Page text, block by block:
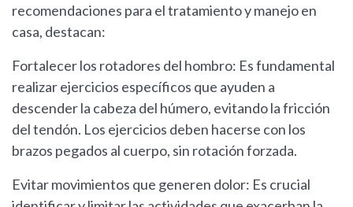
recomendaciones para el tratamiento y manejo en
casa, destacan:
Fortalecer los rotadores del hombro: Es fundamental
realizar ejercicios específicos que ayuden a
descender la cabeza del húmero, evitando la fricción
del tendón. Los ejercicios deben hacerse con los
brazos pegados al cuerpo, sin rotación forzada.
Evitar movimientos que generen dolor: Es crucial